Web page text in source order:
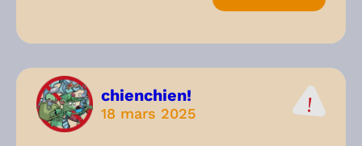
chienchien!
18 mars 2025